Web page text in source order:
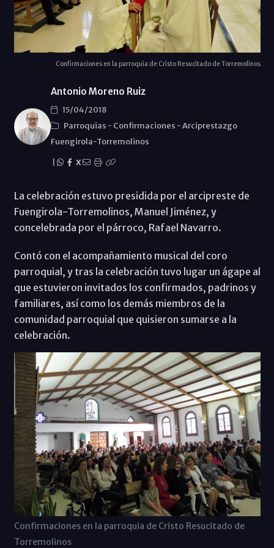
Confirmaciones en la parroquia de Cristo Resucitado de Torremolinos
Antonio Moreno Ruiz
15/04/2018
Parroquias - Confirmaciones -Arciprestazgo
Fuengirola-Torremolinos
X
La celebración estuvo presidida por el arcipreste de
Fuengirola-Torremolinos, Manuel Jiménez, y
concelebrada por el párroco, Rafael Navarro.
Contó con el acompañamiento musical del coro
parroquial, y tras la celebración tuvo lugar un ágape al
que estuvieron invitados los confirmados, padrinos y
familiares, así como los demás miembros de la
comunidad parroquial que quisieron sumarse a la
celebración.
Confirmaciones en la parroquia de Cristo Resucitado de
Torremolinos